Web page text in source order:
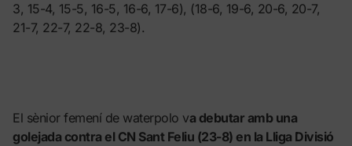
3, 15-4, 15-5, 16-5, 16-6, 17-6), (18-6, 19-6, 20-6, 20-7,
21-7, 22-7, 22-8, 23-8).
El sènior femení de waterpolo va debutar amb una
golejada contra el CN Sant Feliu (23-8) en la Lliga Divisió